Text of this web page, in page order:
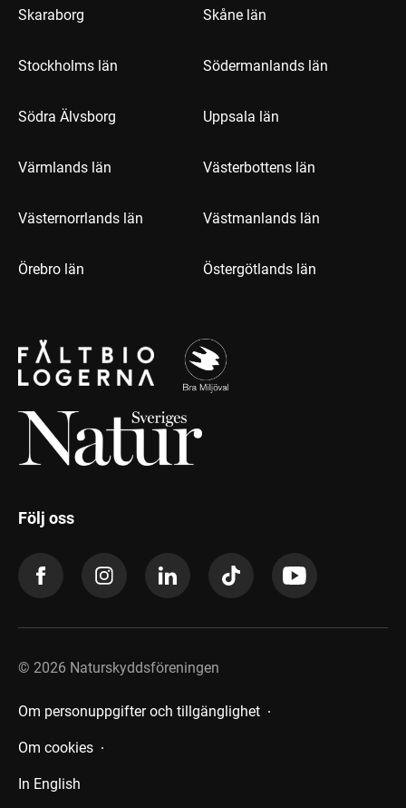
Skaraborg Skåne län
Stockholms län Södermanlands län
Södra Älvsborg Uppsala län
Värmlands län Västerbottens län
Västernorrlands län Västmanlands län
Örebro län Östergötlands län
Följ oss
© 2026 Naturskyddsföreningen
Om personuppgifter och tillgänglighet
Om cookies
In English